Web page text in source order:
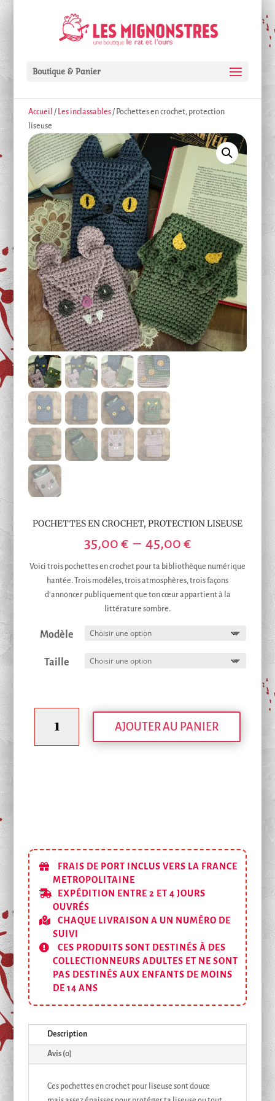
Boutique & Panier
Accueil / Les inclassables/ Pochettes en crochet, protection
liseuse
POCHETTES EN CROCHET, PROTECTION LISEUSE
35,00€ – 45,00€Plage
prix :
35,00 €
à
Voici trois pochettes en crochet pour ta bibliothèque numérique
hantée. Trois modèles, trois atmosphères, trois façons
d’annoncer publiquement que ton cœur appartient à la
littérature sombre.
Modèle
Taille
AJOUTER AU PANIER
FRAIS DE PORT INCLUS VERS LA FRANCE
METROPOLITAINE
EXPÉDITION ENTRE 2 ET 4 JOURS
OUVRÉS
CHAQUE LIVRAISON A UN NUMÉRO DE
SUIVI
CES PRODUITS SONT DESTINÉS À DES
COLLECTIONNEURS ADULTES ET NE SONT
PAS DESTINÉS AUX ENFANTS DE MOINS
DE 14 ANS
Description
Avis (0)
Ces pochettes en crochet pour liseuse sont douce